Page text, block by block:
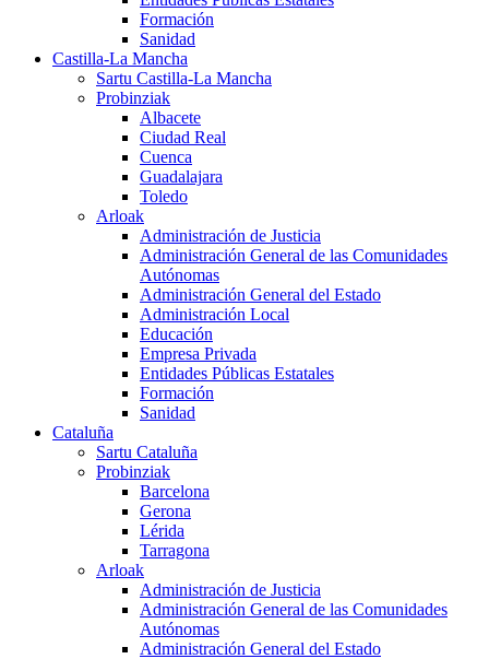
Formación
Sanidad
Castilla-La Mancha
Sartu Castilla-La Mancha
Probinziak
Albacete
Ciudad Real
Cuenca
Guadalajara
Toledo
Arloak
Administración de Justicia
Administración General de las Comunidades
Autónomas
Administración General del Estado
Administración Local
Educación
Empresa Privada
Entidades Públicas Estatales
Formación
Sanidad
Cataluña
Sartu Cataluña
Probinziak
Barcelona
Gerona
Lérida
Tarragona
Arloak
Administración de Justicia
Administración General de las Comunidades
Autónomas
Administración General del Estado